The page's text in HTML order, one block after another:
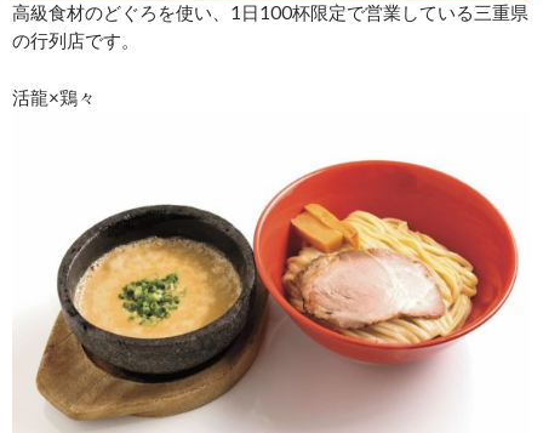
高級食材のどぐろを使い、1日100杯限定で営業している三重県
の行列店です。
活龍×鶏々